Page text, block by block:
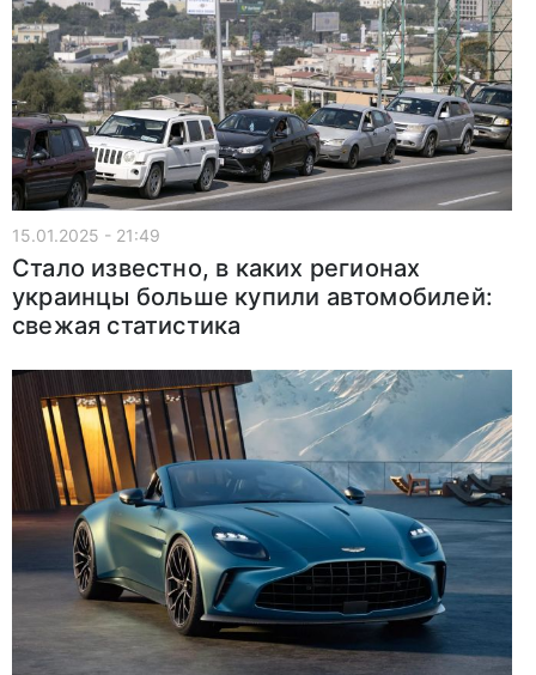
15.01.2025 - 21:49
Стало известно, в каких регионах
украинцы больше купили автомобилей:
свежая статистика